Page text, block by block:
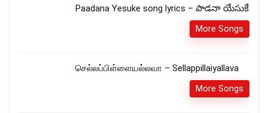
Paadana Yesuke song lyrics – పాడనా యేసుకే
More Songs
செல்லப்பிள்ளையல்லவா – Sellappillaiyallava
More Songs